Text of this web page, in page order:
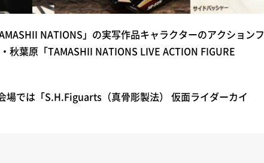
NATIONS」の実写作品キャラクターのアクションフ
葉原「TAMASHII NATIONS LIVE ACTION FIGURE
では「S.H.Figuarts（真骨彫製法） 仮面ライダーカイ